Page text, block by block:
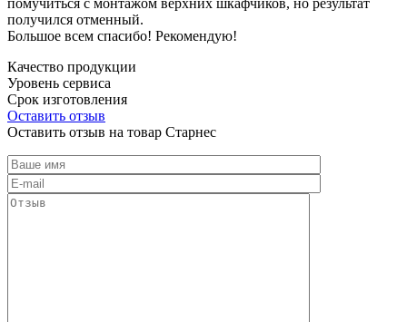
получился отменный.
Большое всем спасибо! Рекомендую!
Качество продукции
Уровень сервиса
Срок изготовления
Оставить отзыв
Оставить отзыв на товар Старнес